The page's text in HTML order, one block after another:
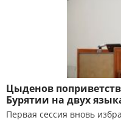
Цыденов
Бурятии на двух
Первая сессия вновь